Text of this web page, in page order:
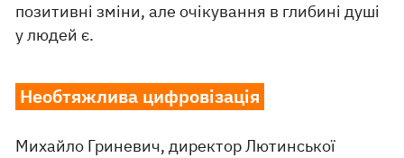
позитивні зміни, але очікування в глибині душі
у людей є.
Необтяжлива цифровізація
Михайло Гриневич, директор Лютинської